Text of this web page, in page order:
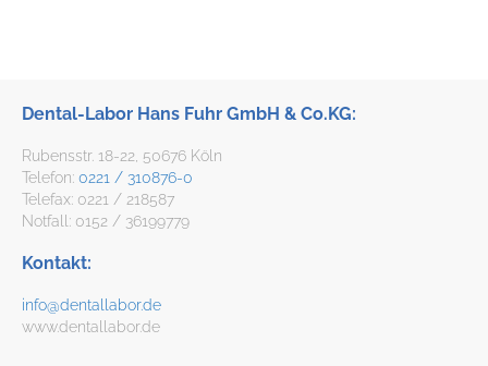
Dental-Labor Hans Fuhr GmbH & Co.KG:
Rubensstr. 18-22, 50676 Köln
Telefon: 0221 / 310876-0
Telefax: 0221 / 218587
Notfall: 0152 / 36199779
Kontakt:
info@dentallabor.de
www.dentallabor.de